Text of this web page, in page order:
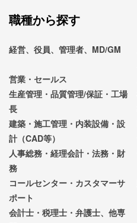
職種から探す
経営、役員、管理者、MD/GM
営業・セールス
生産管理・品質管理/保証・工場
長
建築・施工管理・内装設備・設
計（CAD等）
人事総務・経理会計・法務・財
務
コールセンター・カスタマーサ
ポート
会計士・税理士・弁護士、他専